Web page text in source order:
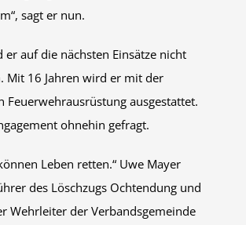
sagt er nun.
er auf die nächsten Einsätze nicht
Mit 16 Jahren wird er mit der
Feuerwehrausrüstung ausgestattet.
ohnehin gefragt.
Leben retten.“ Uwe Mayer
des Löschzugs Ochtendung und
Wehrleiter der Verbandsgemeinde